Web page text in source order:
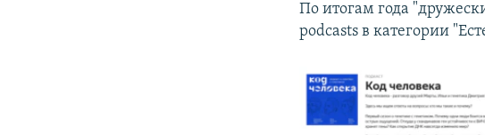
По итогам года
podcasts в категории